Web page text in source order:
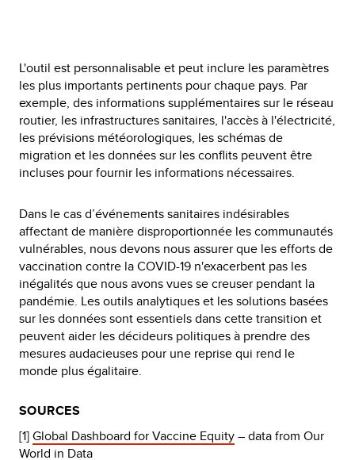
L'outil est personnalisable et peut inclure les paramètres
les plus importants pertinents pour chaque pays. Par
exemple, des informations supplémentaires sur le réseau
routier, les infrastructures sanitaires, l'accès à l'électricité,
les prévisions météorologiques, les schémas de
migration et les données sur les conflits peuvent être
incluses pour fournir les informations nécessaires.
Dans le cas d’événements sanitaires indésirables
affectant de manière disproportionnée les communautés
vulnérables, nous devons nous assurer que les efforts de
vaccination contre la COVID-19 n'exacerbent pas les
inégalités que nous avons vues se creuser pendant la
pandémie. Les outils analytiques et les solutions basées
sur les données sont essentiels dans cette transition et
peuvent aider les décideurs politiques à prendre des
mesures audacieuses pour une reprise qui rend le
monde plus égalitaire.
SOURCES
[1]Global Dashboard for Vaccine Equity– data from Our
World in Data